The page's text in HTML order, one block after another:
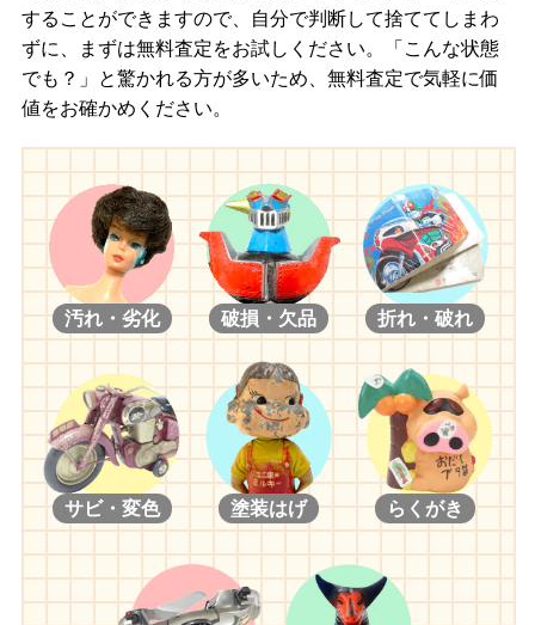
することができますので、自分で判断して捨ててしまわ
ずに、まずは無料査定をお試しください。「こんな状態
でも？」と驚かれる方が多いため、無料査定で気軽に価
値をお確かめください。
汚れ・劣化 破損・欠品 折れ・破れ
サビ・変色 塗装はげ らくがき